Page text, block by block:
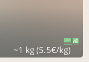
~1 kg (5.5€/kg)